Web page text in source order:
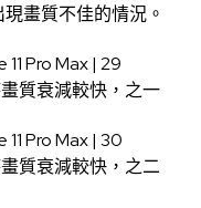
畫質不佳的情況。
質衰減較快，之一
質衰減較快，之二